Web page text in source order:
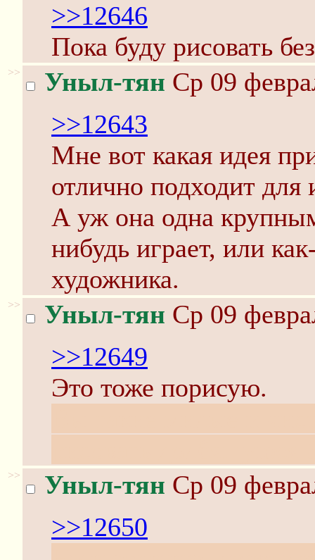
>>12646
Пока буду рисовать
>> Уныл-тян Ср 09
>>12643
Мне вот какая идея
отлично подходит
А уж она одна
нибудь играет, или
художника.
>> Уныл-тян Ср 09
>>12649
Это тоже порисую.
>> Уныл-тян Ср 09
>>12650